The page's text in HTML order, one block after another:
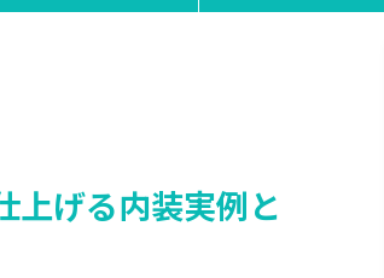
上げる内装実例と